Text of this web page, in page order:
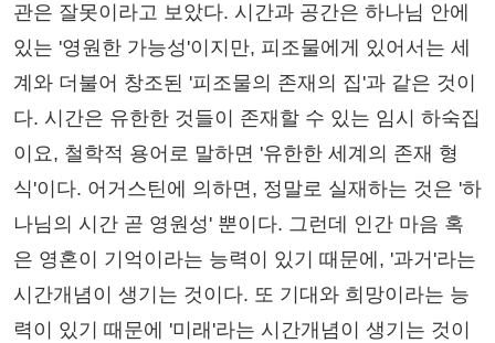
관은 잘못이라고 보았다. 시간과 공간은 하나님 안에
있는 '영원한 가능성'이지만, 피조물에게 있어서는 세
계와 더불어 창조된 '피조물의 존재의 집'과 같은 것이
다. 시간은 유한한 것들이 존재할 수 있는 임시 하숙집
이요, 철학적 용어로 말하면 '유한한 세계의 존재 형
식'이다. 어거스틴에 의하면, 정말로 실재하는 것은 '하
나님의 시간 곧 영원성' 뿐이다. 그런데 인간 마음 혹
은 영혼이 기억이라는 능력이 있기 때문에, '과거'라는
시간개념이 생기는 것이다. 또 기대와 희망이라는 능
력이 있기 때문에 '미래'라는 시간개념이 생기는 것이